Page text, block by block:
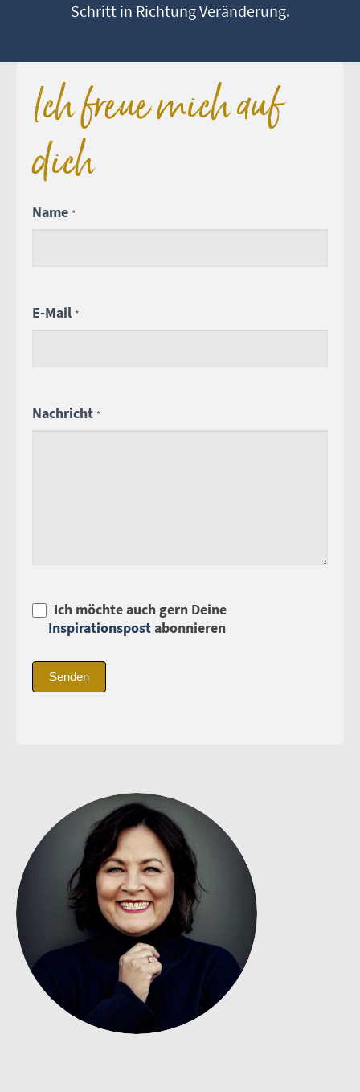
Schritt in Richtung Veränderung.
Ich freue mich auf
dich
Name *
E-Mail *
Nachricht *
Ich möchte auch gern Deine
Inspirationspostabonnieren
Falls
lasse
leer.
Senden